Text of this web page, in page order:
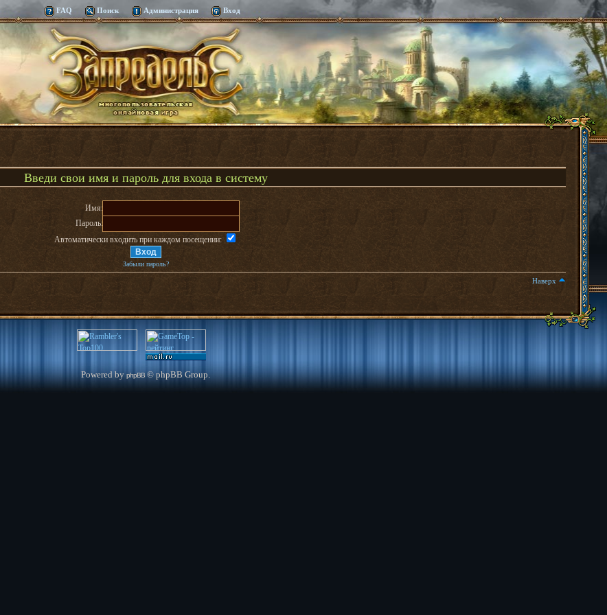
FAQ Поиск Администрация Вход
Введи свои имя и пароль для входа в систему
Имя:
Пароль:
Автоматически входить при каждом посещении:
Забыли пароль?
Наверх
Powered byphpBB© phpBB Group.